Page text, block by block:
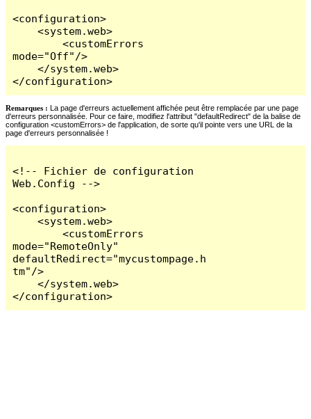
<configuration>
    <system.web>
        <customErrors
mode="Off"/>
    </system.web>
</configuration>
Remarques : La page d'erreurs actuellement affichée peut être remplacée par une page
d'erreurs personnalisée. Pour ce faire, modifiez l'attribut "defaultRedirect" de la balise de
configuration <customErrors> de l'application, de sorte qu'il pointe vers une URL de la
page d'erreurs personnalisée !
<!-- Fichier de configuration
Web.Config -->
<configuration>
    <system.web>
        <customErrors
mode="RemoteOnly"
defaultRedirect="mycustompage.h
tm"/>
    </system.web>
</configuration>